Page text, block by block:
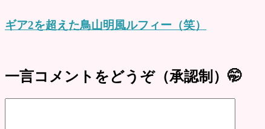
ギア2を超えた鳥山明風ルフィー（笑）
一言コメントをどうぞ（承認制）🤭